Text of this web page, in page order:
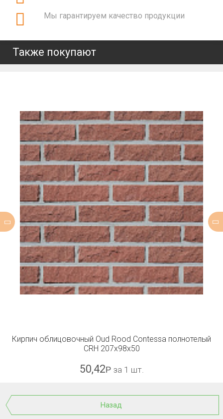
Мы гарантируем качество продукции
Также покупают
Кирпич облицовочный Oud Rood Contessa полнотелый
CRH 207x98x50
50,42Р за 1 шт.
Назад